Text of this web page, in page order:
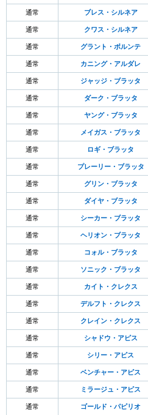
通常 ブレス・シルネア
通常 クワス・シルネア
通常 グラント・ボルンテ
通常 カニング・アルダレ
通常 ジャッジ・ブラッタ
通常 ダーク・ブラッタ
通常 ヤング・ブラッタ
通常 メイガス・ブラッタ
通常 ロギ・ブラッタ
通常 プレーリー・ブラッタ
通常 グリン・ブラッタ
通常 ダイヤ・ブラッタ
通常 シーカー・ブラッタ
通常 ヘリオン・ブラッタ
通常 コォル・ブラッタ
通常 ソニック・ブラッタ
通常 カイト・クレクス
通常 デルフト・クレクス
通常 クレイン・クレクス
通常 シャドウ・アピス
通常 シリー・アピス
通常 ベンチャー・アピス
通常 ミラージュ・アピス
通常 ゴールド・パピリオ